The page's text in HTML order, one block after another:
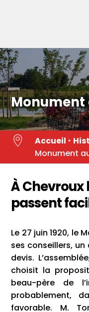
 Accueil ‣
Monument
À Chevroux
passent
Le 27 juin 1920, le
ses conseillers,
devis.
choisit la
beau-père de
probablement,
favorable. M.